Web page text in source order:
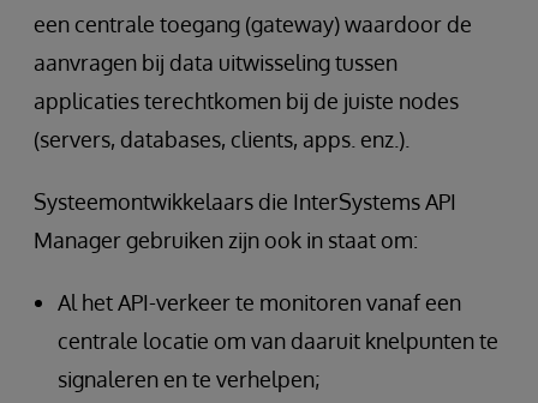
een centrale toegang (gateway) waardoor de
aanvragen bij data uitwisseling tussen
applicaties terechtkomen bij de juiste nodes
(servers, databases, clients, apps. enz.).
Systeemontwikkelaars die InterSystems API
Manager gebruiken zijn ook in staat om:
Al het API-verkeer te monitoren vanaf een
centrale locatie om van daaruit knelpunten te
signaleren en te verhelpen;